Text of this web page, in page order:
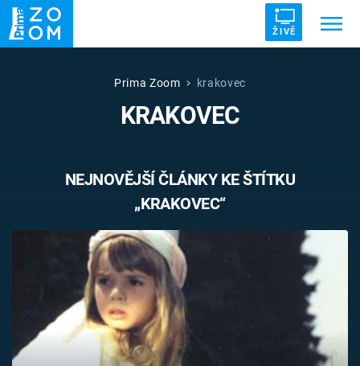
ŽIVĚ
UFO DRUHÁ SVĚTOVÁ VÁLKA
VETŘELCI DÁVNOVĚKU
TV Program
Prima Zoom krakovec
KRAKOVEC
NEJNOVĚJŠÍ ČLÁNKY KE ŠTÍTKU
„KRAKOVEC“